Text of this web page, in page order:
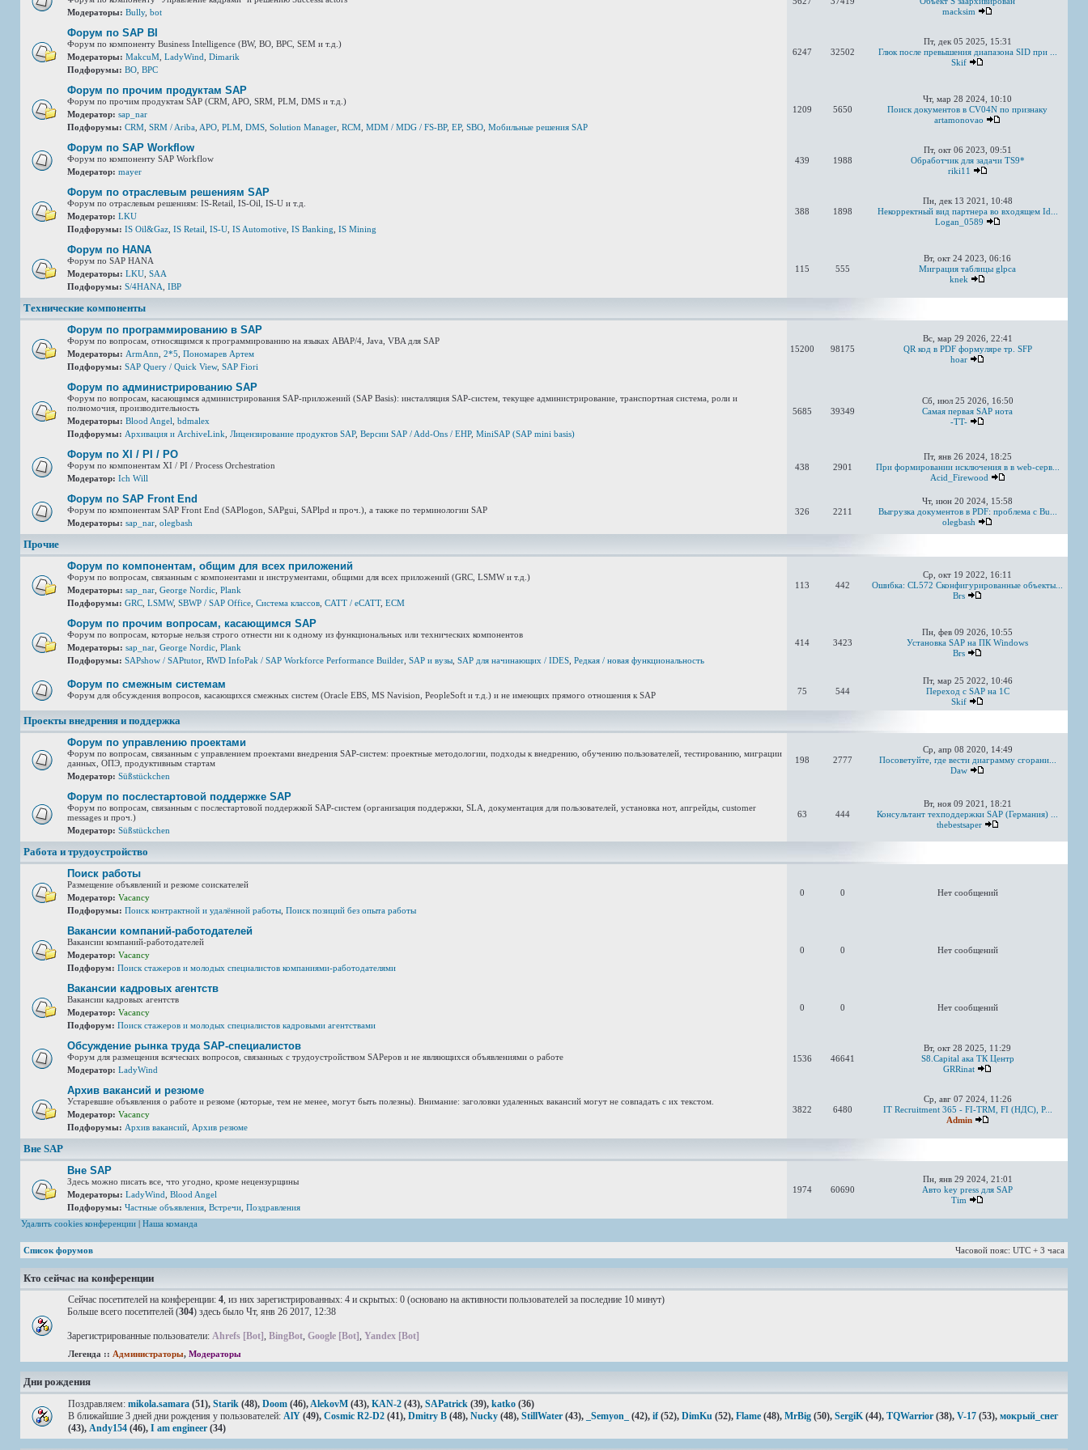
Модераторы: Bully, bot
macksim
Форум по SAP BI
Форум по компоненту Business Intelligence (BW, BO, BPC, SEM и т.д.)
Модераторы: MakcuM LadyWind Dimarik
Подфорумы: BO BPC
6247 32502
Пт, дек 05 2025, 15:31
Глюк после превышения диапазона SID при ...
Skif
Форум по прочим продуктам SAP
Форум по прочим продуктам SAP (CRM, APO, SRM, PLM, DMS и т.д.)
Модератор: sap_nar
Подфорумы: CRM SRM / Ariba APO PLM DMS Solution Manager RCM MDM / MDG / FS-BP, EP, SBO Мобильные решения SAP
1209 5650
Чт, мар 28 2024, 10:10
Поиск документов в CV04N по признаку
artamonovao
Форум по SAP Workflow
Форум по компоненту SAP Workflow
Модератор: mayer
439 1988
Пт, окт 06 2023, 09:51
Обработчик для задачи TS9*
riki11
Форум по отраслевым решениям SAP
Форум по отраслевым решениям: IS-Retail, IS-Oil, IS-U и т.д.
Модератор: LKU
Подфорумы: IS Oil&Gaz IS Retail IS-U IS Automotive IS Banking IS Mining
388 1898
Пн, дек 13 2021, 10:48
Некорректный вид партнера во входящем Id...
Logan_0589
Форум по HANA
Форум по SAP HANA
Модераторы: LKU SAA
Подфорумы: S/4HANA IBP
115 555
Вт, окт 24 2023, 06:16
Миграция таблицы glpca
knek
Технические компоненты
Форум по программированию в SAP
Форум по вопросам, относящимся к программированию на языках АВАР/4, Java, VBA для SAP
Модераторы: ArmAnn 2*5 Пономарев Артем
Подфорумы: SAP Query / Quick View, SAP Fiori
15200 98175
Вс, мар 29 2026, 22:41
QR код в PDF формуляре тр. SFP
hoar
Форум по администрированию SAP
Форум по вопросам, касающимся администрирования SAP-приложений (SAP Basis): инсталляция SAP-систем, текущее администрирование, транспортная система, роли и
полномочия, производительность
Модераторы: Blood Angel bdmalex
Подфорумы: Архивация и ArchiveLink Лицензирование продуктов SAP, Версии SAP / Add-Ons / ЕНР, MiniSAP (SAP mini basis)
5685 39349
Сб, июл 25 2026, 16:50
Самая первая SAP нота
-TT-
Форум по XI / PI / РО
Форум по компонентам XI / PI / Process Orchestration
Модератор: Ich Will
438 2901
Пт, янв 26 2024, 18:25
При формировании исключения в в web-серв...
Acid_Firewood
Форум по SAP Front End
Форум по компонентам SAP Front End (SAPlogon, SAPgui, SAPlpd и проч.), а также по терминологии SAP
Модераторы: sap_nar olegbash
326 2211
Чт, июн 20 2024, 15:58
Выгрузка документов в PDF: проблема с Bu...
olegbash
Прочие
Форум по компонентам, общим для всех приложений
Форум по вопросам, связанным с компонентами и инструментами, общими для всех приложений (GRC, LSMW и т.д.)
Модераторы: sap_nar George Nordic Plank
Подфорумы: GRC LSMW, SBWP / SAP Office Система классов CATT / eCATT, ECM
113 442
Ср, окт 19 2022, 16:11
Ошибка: CL572 Сконфигурированные объекты...
Brs
Форум по прочим вопросам, касающимся SAP
Форум по вопросам, которые нельзя строго отнести ни к одному из функциональных или технических компонентов
Модераторы: sap_nar George Nordic Plank
Подфорумы: SAPshow / SAPtutor RWD InfoPak / SAP Workforce Performance Builder SAP и вузы SAP для начинающих / IDES Редкая / новая функциональность
414 3423
Пн, фев 09 2026, 10:55
Установка SAP на ПК Windows
Brs
Форум по смежным системам
Форум для обсуждения вопросов, касающихся смежных систем (Oracle EBS, MS Navision, PeopleSoft и т.д.) и не имеющих прямого отношения к SAP 75 544
Пт, мар 25 2022, 10:46
Переход с SAP на 1С
Skif
Проекты внедрения и поддержка
Форум по управлению проектами
Форум по вопросам, связанным с управлением проектами внедрения SAP-систем: проектные методологии, подходы к внедрению, обучению пользователей, тестированию, миграции
данных, ОПЭ, продуктивным стартам
Модератор: Süßstückchen
198 2777
Ср, апр 08 2020, 14:49
Посоветуйте, где вести диаграмму сгорани...
Daw
Форум по послестартовой поддержке SAP
Форум по вопросам, связанным с послестартовой поддержкой SAP-систем (организация поддержки, SLA, документация для пользователей, установка нот, апгрейды, customer
messages и проч.)
Модератор: Süßstückchen
63 444
Вт, ноя 09 2021, 18:21
Консультант техподдержки SAP (Германия) ...
thebestsaper
Работа и трудоустройство
Поиск работы
Размещение объявлений и резюме соискателей
Модератор: Vacancy
Подфорумы: Поиск контрактной и удалённой работы Поиск позиций без опыта работы
0 0 Нет сообщений
Вакансии компаний-работодателей
Вакансии компаний-работодателей
Модератор: Vacancy
Подфорум: Поиск стажеров и молодых специалистов компаниями-работодателями
0 0 Нет сообщений
Вакансии кадровых агентств
Вакансии кадровых агентств
Модератор: Vacancy
Подфорум: Поиск стажеров и молодых специалистов кадровыми агентствами
0 0 Нет сообщений
Обсуждение рынка труда SAP-специалистов
Форум для размещения всяческих вопросов, связанных с трудоустройством SAPеров и не являющихся объявлениями о работе
Модератор: LadyWind
1536 46641
Вт, окт 28 2025, 11:29
S8.Capital ака ТК Центр
GRRinat
Архив вакансий и резюме
Устаревшие объявления о работе и резюме (которые, тем не менее, могут быть полезны). Внимание: заголовки удаленных вакансий могут не совпадать с их текстом.
Модератор: Vacancy
Подфорумы: Архив вакансий Архив резюме
3822 6480
Ср, авг 07 2024, 11:26
IT Recruitment 365 - FI-TRM, FI (НДС), P...
Admin
Вне SAP
Вне SAP
Здесь можно писать все, что угодно, кроме нецензурщины
Модераторы: LadyWind Blood Angel
Подфорумы: Частные объявления Встречи Поздравления
1974 60690
Пн, янв 29 2024, 21:01
Авто key press для SAP
Tim
Удалить cookies конференции | Наша команда
Список форумов Часовой пояс: UTC + 3 часа
Кто сейчас на конференции
Сейчас посетителей на конференции: 4, из них зарегистрированных: 4 и скрытых: 0 (основано на активности пользователей за последние 10 минут)
Больше всего посетителей (304) здесь было Чт, янв 26 2017, 12:38
Зарегистрированные пользователи: Ahrefs [Bot], BingBot, Google [Bot], Yandex [Bot]
Легенда :: Администраторы, Модераторы
Дни рождения
Поздравляем: mikola.samara (51), Starik (48), Doom (46),AlekovM (43), KAN-2 (43), SAPatrick (39), katko (36)
В ближайшие 3 дней дни рождения у пользователей: AlY (49), Cosmic R2-D2 (41), Dmitry B (48), Nucky (48), StillWater (43), _Semyon_ (42), if(52), DimKu (52), Flame (48), MrBig (50), SergiK(44), TQWarrior (38), V-17 (53), мокрый_снег
(43), Andy154 (46), I am engineer (34)